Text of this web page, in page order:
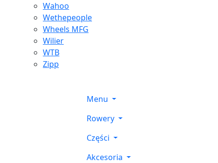
Wahoo
Wethepeople
Wheels MFG
Wilier
WTB
Zipp
Menu
Rowery
Części
Akcesoria